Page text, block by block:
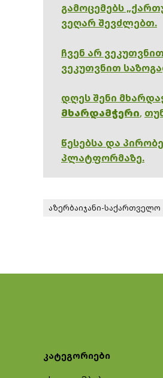
გამოცემებს
ვეღარ შევძლებთ.
ჩვენ არ
ვეკუთვნით
დღეს შენი
მხარდამჭერი,
წესებსა და
პლატფორმაზე.
აზერბაიჯანი-საქართველო
კატეგორიები